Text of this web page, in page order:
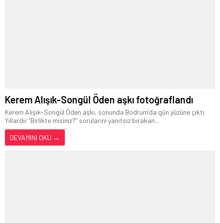
Kerem Alışık-Songül Öden aşkı fotoğraflandı
Kerem Alışık-Songül Öden aşkı, sonunda Bodrum’da gün yüzüne çıktı.
Yıllardır “Birlikte misiniz?” sorularını yanıtsız bırakan...
DEVAMINI OKU →